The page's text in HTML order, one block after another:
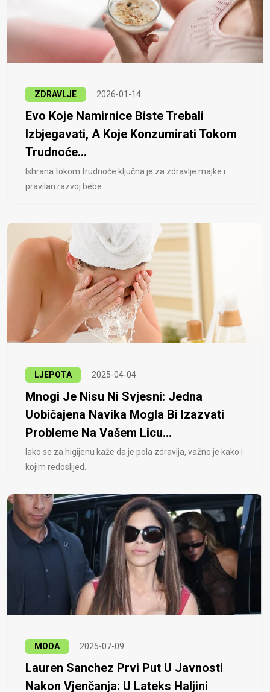
ZDRAVLJE 2026-01-14
Evo Koje Namirnice Biste Trebali
Izbjegavati, A Koje Konzumirati Tokom
Trudnoće...
Ishrana tokom trudnoće ključna je za zdravlje majke i
pravilan razvoj bebe...
LJEPOTA 2025-04-04
Mnogi Je Nisu Ni Svjesni: Jedna
Uobičajena Navika Mogla Bi Izazvati
Probleme Na Vašem Licu...
Iako se za higijenu kaže da je pola zdravlja, važno je kako i
kojim redoslijed..
MODA 2025-07-09
Lauren Sanchez Prvi Put U Javnosti
Nakon Vjenčanja: U Lateks Haljini